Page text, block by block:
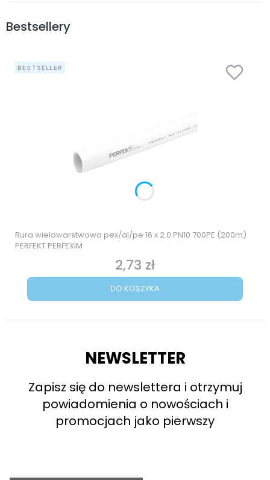
Bestsellery
BESTSELLER
Rura wielowarstwowa pex/al/pe 16 x 2.0 PN10 700PE (200m)
PERFEKT PERFEXIM
Cena
2,73 zł
DO KOSZYKA
NEWSLETTER
Zapisz się do newslettera i otrzymuj
powiadomienia o nowościach i
promocjach jako pierwszy